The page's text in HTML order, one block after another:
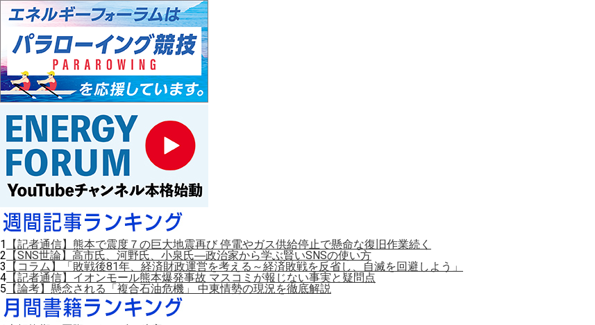
1
【記者通信】熊本で震度７の巨大地震再び 停電やガス供給停止で懸命な復旧作業続く
2 【SNS世論】高市氏、河野氏、小泉氏―政治家から学ぶ賢いSNSの使い方
3
【コラム】「敗戦後81年、経済財政運営を考える～経済敗戦を反省し、自滅を回避しよう」
4 【記者通信】イオンモール熊本爆発事故 マスコミが報じない事実と疑問点
5 【論考】懸念される「複合石油危機」 中東情勢の現況を徹底解説